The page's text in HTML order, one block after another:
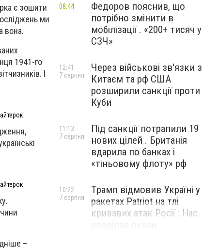
є зошити
ми
вона.
1941-го
І
–
Федоров пояснив, що
потрібно змінити в
мобілізації . «200+ тисяч у
СЗЧ»
08:44
Через військові зв'язки з
Китаєм та рф США
розширили санкції проти
Куби
12:41
7 серпня
Під санкції потрапили 19
нових цілей . Британія
вдарила по банках і
«тіньовому флоту» рф
11:13
7 серпня
Трамп відмовив Україні у
ракетах Patriot на тлі
кривавих атак Росії : Нас
10:22
7 серпня